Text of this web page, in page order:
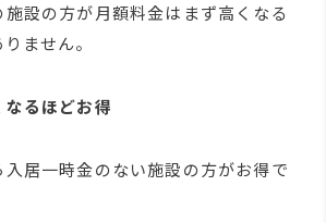
設の方が月額料金はまず高くなる
ません。
なるほどお得
居一時金のない施設の方がお得で